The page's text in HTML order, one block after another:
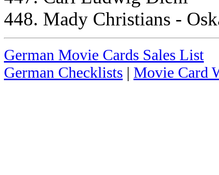
448. Mady Christians -
German Movie Cards Sales List
German Checklists | Movie Card